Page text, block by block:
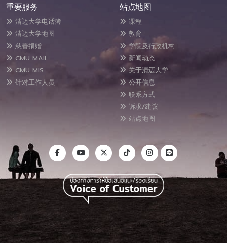
重要服务
清迈大学电话簿
清迈大学地图
慈善捐赠
CMU MAIL
CMU MIS
针对工作人员
站点地图
课程
教育
学院及行政机构
新闻动态
关于清迈大学
公开信息
联系方式
诉求/建议
站点地图